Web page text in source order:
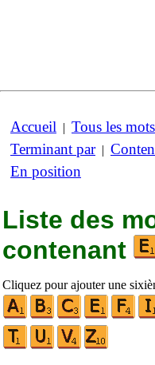
Accueil | Tous les mots
Terminant par|
En position
Liste des
contenant
Cliquez pour ajouter une